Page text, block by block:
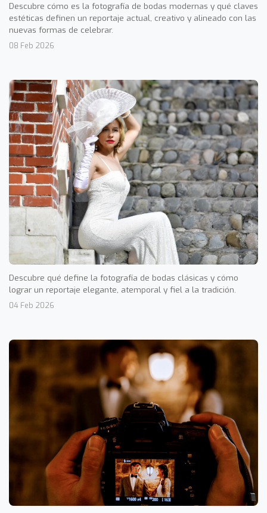
Descubre cómo es la fotografía de bodas modernas y qué claves
estéticas definen un reportaje actual, creativo y alineado con las
nuevas formas de celebrar.
08 Feb 2026
Descubre qué define la fotografía de bodas clásicas y cómo
lograr un reportaje elegante, atemporal y fiel a la tradición.
04 Feb 2026